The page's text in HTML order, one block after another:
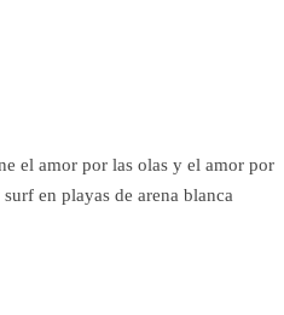
el amor por las olas y el amor por
en playas de arena blanca